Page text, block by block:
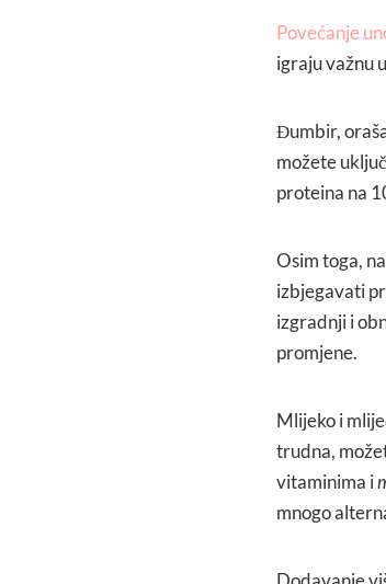
Povećanje
igraju važnu
Đumbir,
možete
proteina na
Osim toga,
izbjegavati
izgradnji i
promjene.
Mlijeko i
trudna,
vitaminima i
mnogo